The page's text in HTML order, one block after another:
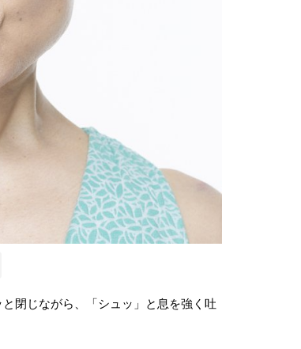
閉じながら、「シュッ」と息を強く吐